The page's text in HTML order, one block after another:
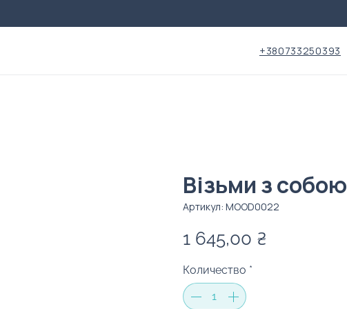
+380733250393
Візьми з собою
Артикул: MOOD0022
1 645,00 ₴
Количество *